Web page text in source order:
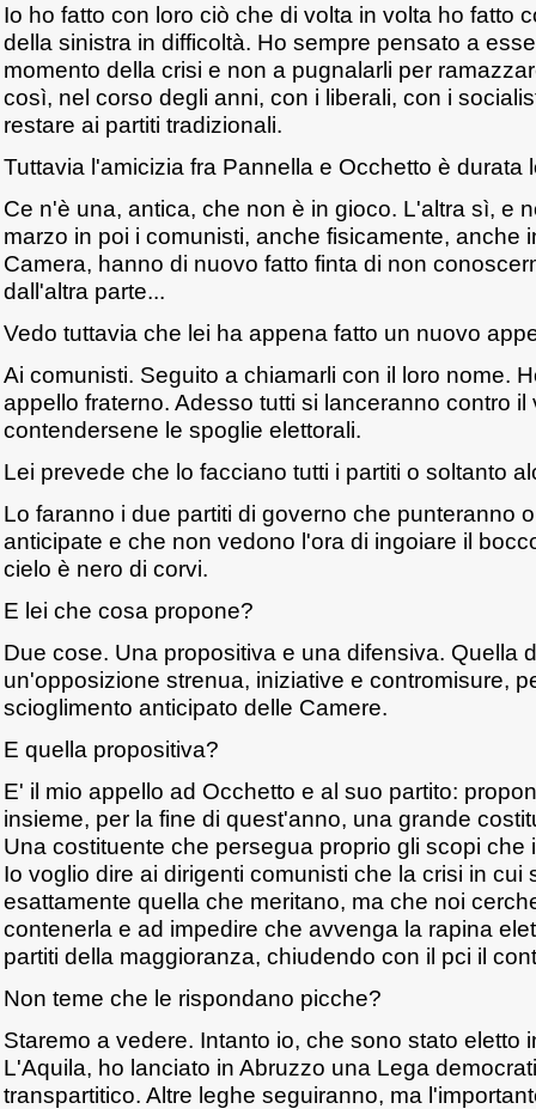
Io ho fatto con loro ciò che di volta in volta ho fatto
della sinistra in difficoltà. Ho sempre pensato a
momento della crisi e non a pugnalarli per
così, nel corso degli anni, con i liberali, con i
restare ai partiti tradizionali.
Tuttavia l'amicizia fra Pannella e Occhetto è durata
Ce n'è una, antica, che non è in gioco. L'altra sì, e
marzo in poi i comunisti, anche fisicamente, anche
Camera, hanno di nuovo fatto finta di non
dall'altra parte...
Vedo tuttavia che lei ha appena fatto un nuovo
Ai comunisti. Seguito a chiamarli con il loro nome.
appello fraterno. Adesso tutti si lanceranno contro il
contendersene le spoglie elettorali.
Lei prevede che lo facciano tutti i partiti o soltanto
Lo faranno i due partiti di governo che punteranno
anticipate e che non vedono l'ora di ingoiare il
cielo è nero di corvi.
E lei che cosa propone?
Due cose. Una propositiva e una difensiva. Quella
un'opposizione strenua, iniziative e contromisure,
scioglimento anticipato delle Camere.
E quella propositiva?
E' il mio appello ad Occhetto e al suo partito:
insieme, per la fine di quest'anno, una grande
Una costituente che persegua proprio gli scopi che
Io voglio dire ai dirigenti comunisti che la crisi in cui
esattamente quella che meritano, ma che noi
contenerla e ad impedire che avvenga la rapina
partiti della maggioranza, chiudendo con il pci il
Non teme che le rispondano picche?
Staremo a vedere. Intanto io, che sono stato eletto
L'Aquila, ho lanciato in Abruzzo una Lega
transpartitico. Altre leghe seguiranno, ma